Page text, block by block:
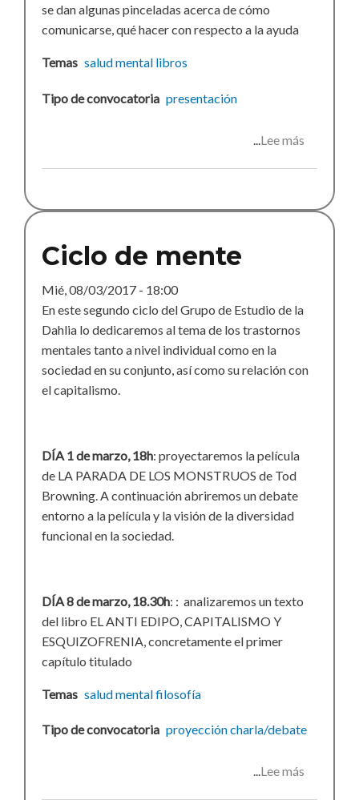
se dan algunas pinceladas acerca de cómo
comunicarse, qué hacer con respecto a la ayuda
Temas salud mental libros
Tipo de convocatoria presentación
Lee más
libro
Ciclo de mente
Mié, 08/03/2017 - 18:00
En este segundo ciclo del Grupo de Estudio de la
Dahlia lo dedicaremos al tema de los trastornos
mentales tanto a nivel individual como en la
sociedad en su conjunto, así como su relación con
el capitalismo.
DÍA 1 de marzo, 18h: proyectaremos la película
de LA PARADA DE LOS MONSTRUOS de Tod
Browning. A continuación abriremos un debate
entorno a la película y la visión de la diversidad
funcional en la sociedad.
DÍA 8 de marzo, 18.30h: : analizaremos un texto
del libro EL ANTI EDIPO, CAPITALISMO Y
ESQUIZOFRENIA, concretamente el primer
capítulo titulado
Temas salud mentalfilosofía
Tipo de convocatoria proyeccióncharla/debate
Lee más